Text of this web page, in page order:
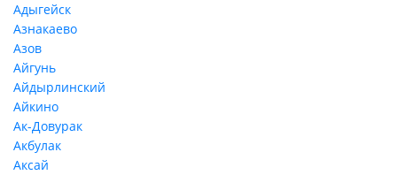
Адыгейск
Азнакаево
Азов
Айгунь
Айдырлинский
Айкино
Ак-Довурак
Акбулак
Аксай